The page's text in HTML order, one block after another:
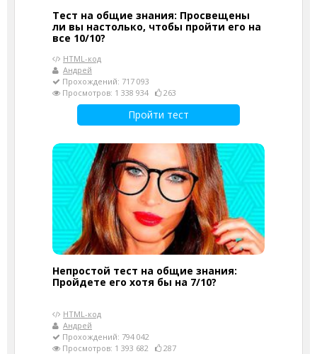
Тест на общие знания: Просвещены
ли вы настолько, чтобы пройти его на
все 10/10?
HTML-код
Андрей
Прохождений: 717 093
Просмотров: 1 338 934
263
Пройти тест
Непростой тест на общие знания:
Пройдете его хотя бы на 7/10?
HTML-код
Андрей
Прохождений: 794 042
Просмотров: 1 393 682
287